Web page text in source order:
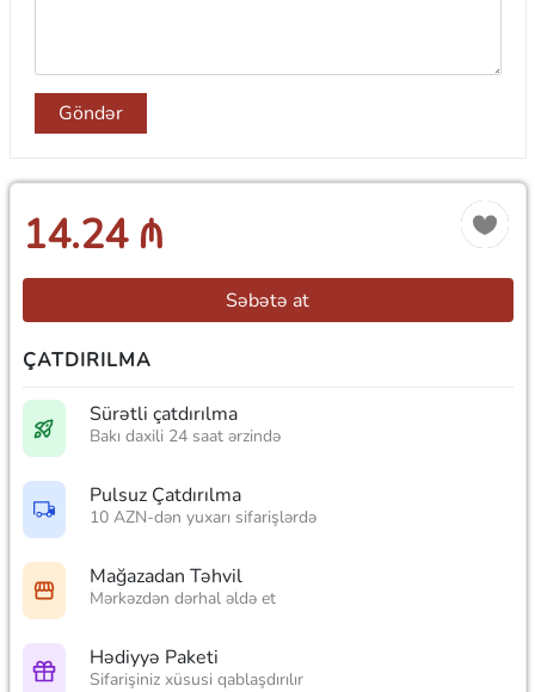
Göndər
14.24 ₼
Səbətə at
ÇATDIRILMA
Sürətli çatdırılma
Bakı daxili 24 saat ərzində
Pulsuz Çatdırılma
10 AZN-dən yuxarı sifarişlərdə
Mağazadan Təhvil
Mərkəzdən dərhal əldə et
Hədiyyə Paketi
Sifarişiniz xüsusi qablaşdırılır